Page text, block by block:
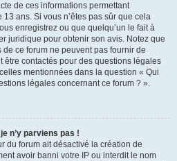
de ces informations permettant
ans. Si vous n’êtes pas sûr que cela
enregistrez ou que quelqu’un le fait à
juridique pour obtenir son avis. Notez que
ce forum ne peuvent pas fournir de
contactés pour des questions légales
mentionnées dans la question « Qui
légales concernant ce forum ? ».
n’y parviens pas !
du forum ait désactivé la création de
avoir banni votre IP ou interdit le nom